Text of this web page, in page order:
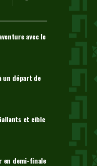
avec le
un départ de
et cible
en demi-finale